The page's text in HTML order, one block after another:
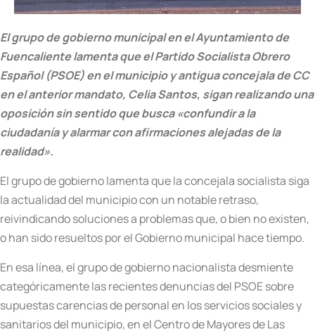
El grupo de gobierno municipal en el Ayuntamiento de
Fuencaliente lamenta que el Partido Socialista Obrero
Español (PSOE) en el municipio y antigua concejala de CC
en el anterior mandato, Celia Santos, sigan realizando una
oposición sin sentido que busca «confundir a la
ciudadanía y alarmar con afirmaciones alejadas de la
realidad».
El grupo de gobierno lamenta que la concejala socialista siga
la actualidad del municipio con un notable retraso,
reivindicando soluciones a problemas que, o bien no existen,
o han sido resueltos por el Gobierno municipal hace tiempo.
En esa línea, el grupo de gobierno nacionalista desmiente
categóricamente las recientes denuncias del PSOE sobre
supuestas carencias de personal en los servicios sociales y
sanitarios del municipio, en el Centro de Mayores de Las